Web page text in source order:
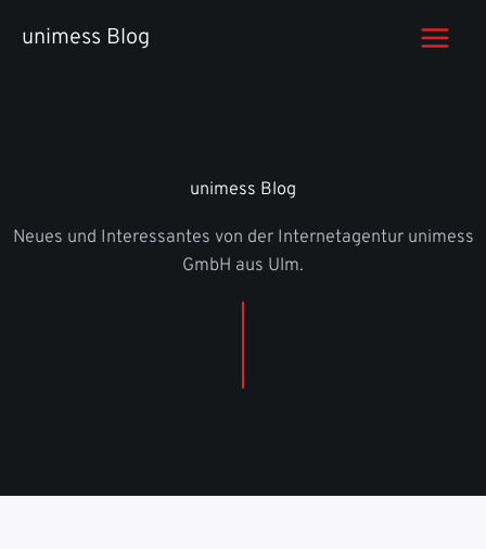
Inhaltunimess Blog
unimess Blog
Neues und Interessantes von der Internetagentur unimess
GmbH aus Ulm.